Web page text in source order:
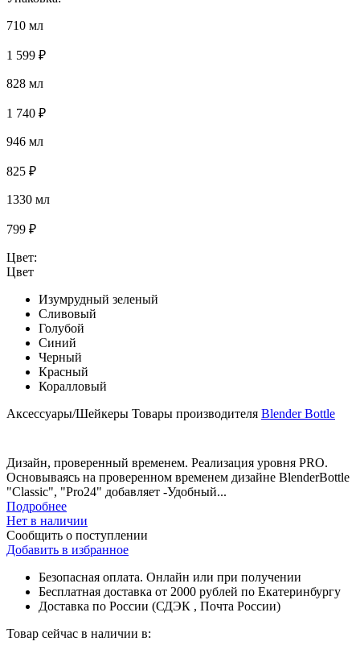
710 мл
1 599 ₽
828 мл
1 740 ₽
946 мл
825 ₽
1330 мл
799 ₽
Цвет:
Цвет
Изумрудный зеленый
Сливовый
Голубой
Синий
Черный
Красный
Коралловый
Аксессуары/Шейкеры Товары производителя Blender Bottle
Дизайн, проверенный временем. Реализация уровня PRO.
Основываясь на проверенном временем дизайне BlenderBottle
"Classic", "Pro24" добавляет -Удобный...
Подробнее
Нет в наличии
Сообщить о поступлении
Добавить в избранное
Безопасная оплата. Онлайн или при получении
Бесплатная доставка от 2000 рублей по Екатеринбургу
Доставка по России (СДЭК , Почта России)
Товар сейчас в наличии в: